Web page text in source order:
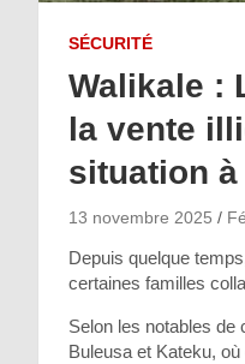
SÉCURITÉ
Walikale :
la vente
situation
13 novembre 2025
Depuis quelque
certaines familles
Selon les notables de
Buleusa et Kateku,